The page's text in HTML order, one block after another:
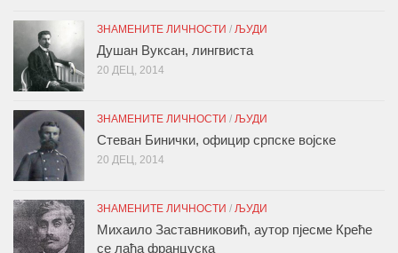
ЗНАМЕНИТЕ ЛИЧНОСТИ / ЉУДИ
Душан Вуксан, лингвиста
20 ДЕЦ, 2014
ЗНАМЕНИТЕ ЛИЧНОСТИ / ЉУДИ
Стеван Бинички, официр српске војске
20 ДЕЦ, 2014
ЗНАМЕНИТЕ ЛИЧНОСТИ / ЉУДИ
Михаило Заставниковић, аутор пјесме Креће
се лађа француска